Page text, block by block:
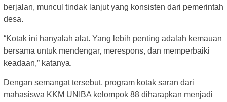
berjalan, muncul tindak lanjut yang konsisten dari pemerintah
desa.
“Kotak ini hanyalah alat. Yang lebih penting adalah kemauan
bersama untuk mendengar, merespons, dan memperbaiki
keadaan,” katanya.
Dengan semangat tersebut, program kotak saran dari
mahasiswa KKM UNIBA kelompok 88 diharapkan menjadi